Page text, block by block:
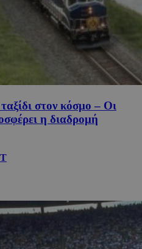
στον κόσμο – Οι
η διαδρομή